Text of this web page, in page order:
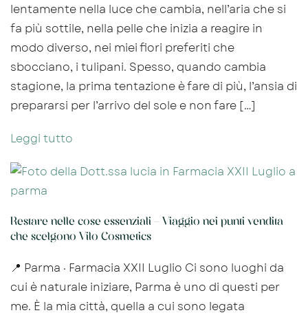
lentamente nella luce che cambia, nell’aria che si
fa più sottile, nella pelle che inizia a reagire in
modo diverso, nei miei fiori preferiti che
sbocciano, i tulipani. Spesso, quando cambia
stagione, la prima tentazione è fare di più, l’ansia di
prepararsi per l’arrivo del sole e non fare […]
Leggi tutto
Restare nelle cose essenziali – Viaggio nei punti vendita
che scelgono Vilo Cosmetics
📍 Parma · Farmacia XXII Luglio Ci sono luoghi da
cui è naturale iniziare, Parma è uno di questi per
me. È la mia città, quella a cui sono legata